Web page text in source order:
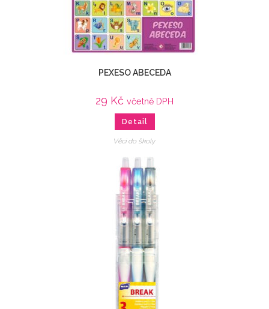
PEXESO ABECEDA
29 Kč včetně DPH
Detail
Věci do školy